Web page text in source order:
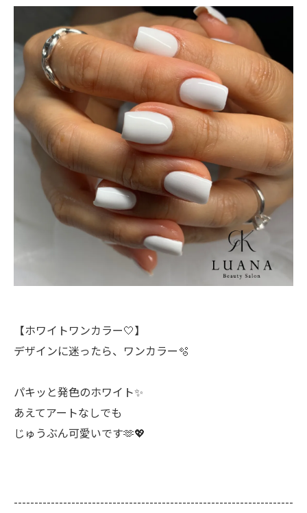
【ホワイトワンカラー‎🤍】
デザインに迷ったら、ワンカラー🫧
パキッと発色のホワイト✨
あえてアートなしでも
じゅうぶん可愛いです🫶💖
--------------------------------------------------------------------